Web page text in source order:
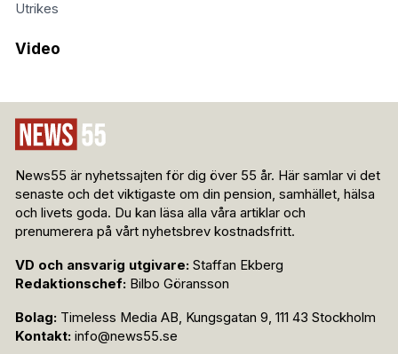
Utrikes
Video
News55 är nyhetssajten för dig över 55 år. Här samlar vi det
senaste och det viktigaste om din pension, samhället, hälsa
och livets goda. Du kan läsa alla våra artiklar och
prenumerera på vårt nyhetsbrev kostnadsfritt.
VD och ansvarig utgivare: Staffan Ekberg
Redaktionschef: Bilbo Göransson
Bolag: Timeless Media AB, Kungsgatan 9, 111 43 Stockholm
Kontakt: info@news55.se